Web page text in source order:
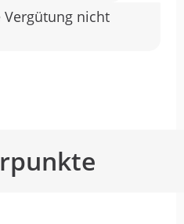
Vergütung nicht